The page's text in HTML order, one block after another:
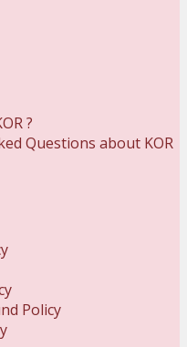
?
Questions about KOR
Policy